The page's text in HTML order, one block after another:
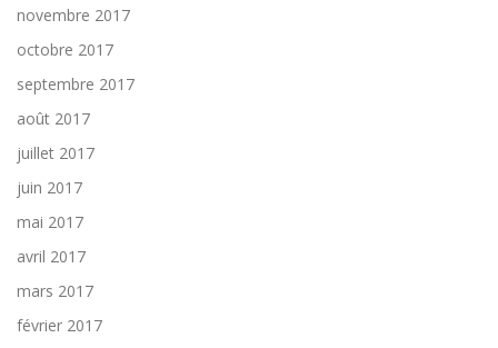
novembre 2017
octobre 2017
septembre 2017
août 2017
juillet 2017
juin 2017
mai 2017
avril 2017
mars 2017
février 2017